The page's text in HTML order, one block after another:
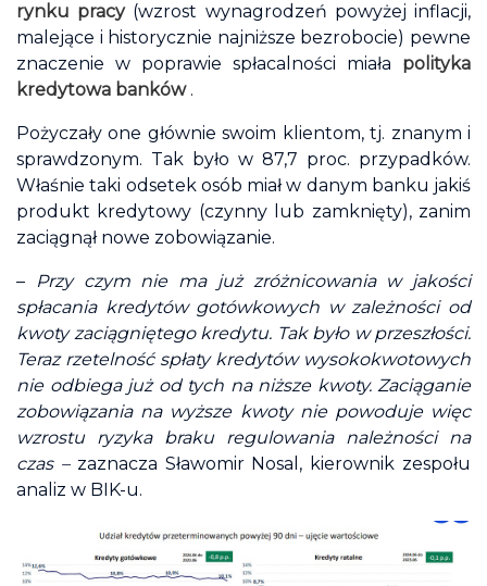
rynku pracy (wzrost wynagrodzeń powyżej inflacji,
malejące i historycznie najniższe bezrobocie) pewne
znaczenie w poprawie spłacalności miała polityka
kredytowa banków .
Pożyczały one głównie swoim klientom, tj. znanym i
sprawdzonym. Tak było w 87,7 proc. przypadków.
Właśnie taki odsetek osób miał w danym banku jakiś
produkt kredytowy (czynny lub zamknięty), zanim
zaciągnął nowe zobowiązanie.
–
Przy czym nie ma już zróżnicowania w jakości
spłacania kredytów gotówkowych w zależności od
kwoty zaciągniętego kredytu. Tak było w przeszłości.
Teraz rzetelność spłaty kredytów wysokokwotowych
nie odbiega już od tych na niższe kwoty. Zaciąganie
zobowiązania na wyższe kwoty nie powoduje więc
wzrostu ryzyka braku regulowania należności na
czas – zaznacza Sławomir Nosal, kierownik zespołu
analiz w BIK-u.